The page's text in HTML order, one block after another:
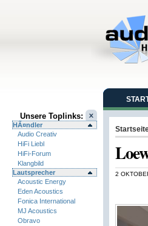
Unsere Toplinks:
HÃ¤ndler
Audio Creativ
HiFi Liebl
HiFi-Forum
Klangbild
Lautsprecher
Acoustic Energy
Eden Acoustics
Fonica International
MJ Acoustics
Obravo
2